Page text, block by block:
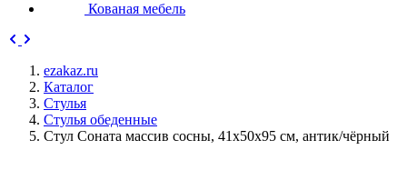
Кованая мебель
ezakaz.ru
Каталог
Стулья
Стулья обеденные
Стул Соната массив сосны, 41х50х95 см, антик/чёрный